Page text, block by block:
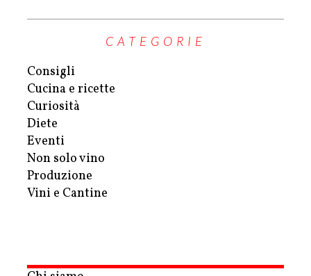
CATEGORIE
Consigli
Cucina e ricette
Curiosità
Diete
Eventi
Non solo vino
Produzione
Vini e Cantine